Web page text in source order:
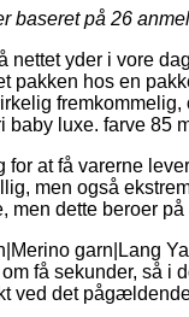
baseret på 26
nettet yder i vore
pakken hos en
baby luxe. farve 85
for at få varerne
men også
men dette beroer
garn|Lang
få sekunder, så i
ved det